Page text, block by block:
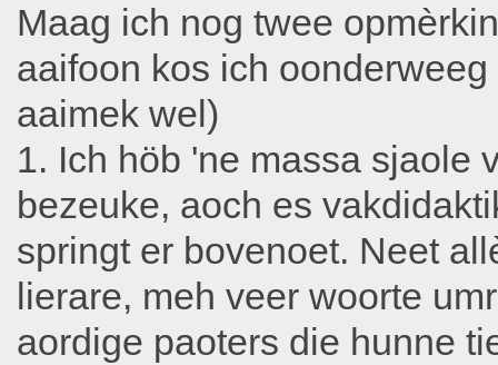
Maag ich nog twee
aaifoon kos ich
aaimek wel)
1. Ich höb 'ne massa sjaole
bezeuke, aoch es
springt er bovenoet. Neet
lierare, meh veer woorte
aordige paoters die hunne